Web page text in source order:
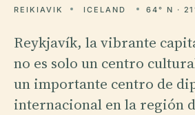
REIKIAVIK ICELAND 64° N ·
Reykjavík, la vibrante
no es solo un centro
un importante centro de
internacional en la región